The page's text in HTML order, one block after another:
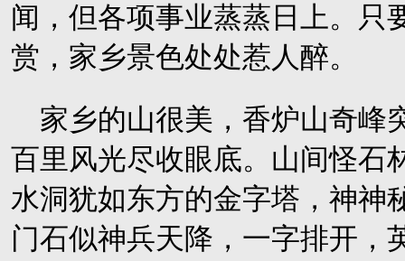
闻，但各项事业蒸蒸日上。只
赏，家乡景色处处惹人醉。
家乡的山很美，香炉山奇峰
百里风光尽收眼底。山间怪石
水洞犹如东方的金字塔，神神
门石似神兵天降，一字排开，